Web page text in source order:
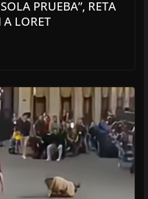
PRUEBA”, RETA
A LORET